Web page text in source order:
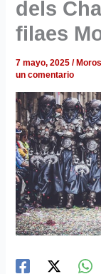
dels
filaes
7 mayo, 2025/
un comentario